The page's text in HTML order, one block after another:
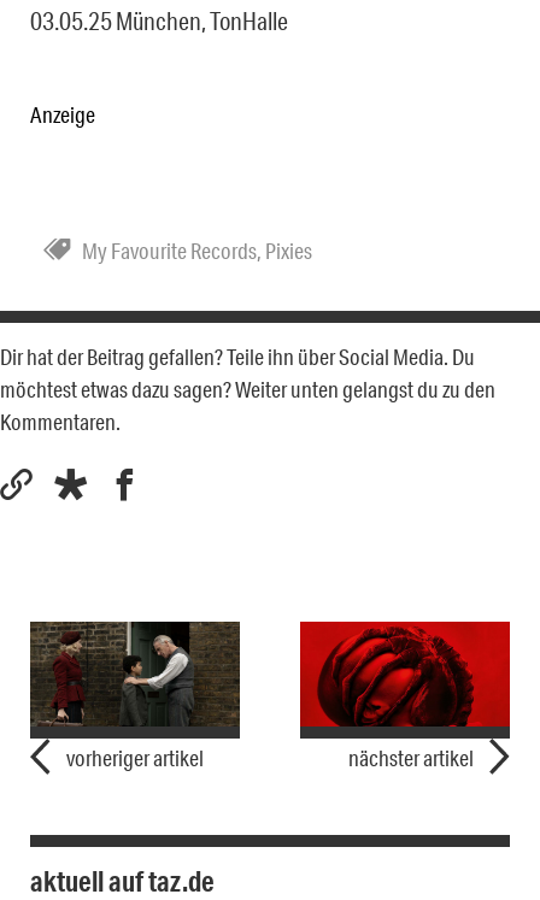
03.05.25 München, TonHalle
Anzeige
My Favourite Records, Pixies
Dir hat der Beitrag gefallen? Teile ihn über Social Media. Du
möchtest etwas dazu sagen? Weiter unten gelangst du zu den
Kommentaren.
vorheriger artikel nächster artikel
aktuell auf taz.de